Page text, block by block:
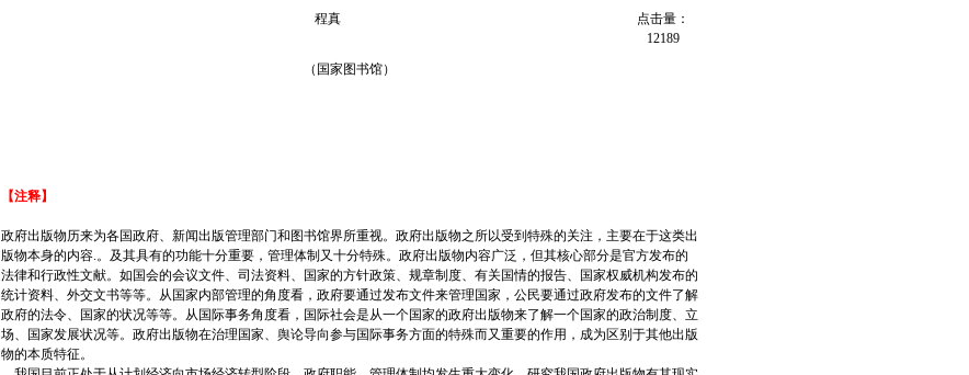
程真
点击量：
12189
（国家图书馆）
【注释】
政府出版物历来为各国政府、新闻出版管理部门和图书馆界所重视。政府出版物之所以受到特殊的关注，主要在于这类出
版物本身的内容.。及其具有的功能十分重要，管理体制又十分特殊。政府出版物内容广泛，但其核心部分是官方发布的
法律和行政性文献。如国会的会议文件、司法资料、国家的方针政策、规章制度、有关国情的报告、国家权威机构发布的
统计资料、外交文书等等。从国家内部管理的角度看，政府要通过发布文件来管理国家，公民要通过政府发布的文件了解
政府的法令、国家的状况等等。从国际事务角度看，国际社会是从一个国家的政府出版物来了解一个国家的政治制度、立
场、国家发展状况等。政府出版物在治理国家、舆论导向参与国际事务方面的特殊而又重要的作用，成为区别于其他出版
物的本质特征。